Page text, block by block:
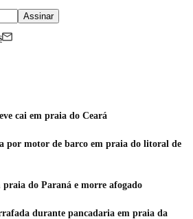
Assinar
cai em praia do Ceará
por motor de barco em praia do litoral de
praia do Paraná e morre afogado
durante pancadaria em praia da